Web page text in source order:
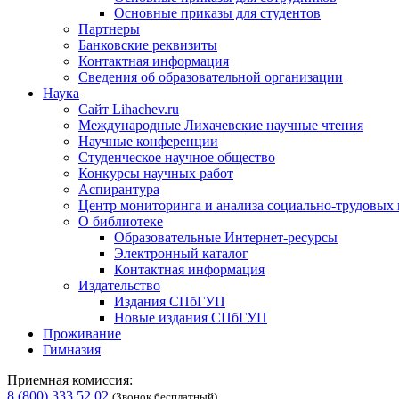
Основные приказы для студентов
Партнеры
Банковские реквизиты
Контактная информация
Сведения об образовательной организации
Наука
Сайт Lihachev.ru
Международные Лихачевские научные чтения
Научные конференции
Студенческое научное общество
Конкурсы научных работ
Аспирантура
Центр мониторинга и анализа социально-трудовых
О библиотеке
Образовательные Интернет-ресурсы
Электронный каталог
Контактная информация
Издательство
Издания СПбГУП
Новые издания СПбГУП
Проживание
Гимназия
Приемная комиссия:
8 (800) 333 52 02